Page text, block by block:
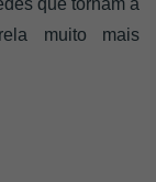
que tornam a
muito mais